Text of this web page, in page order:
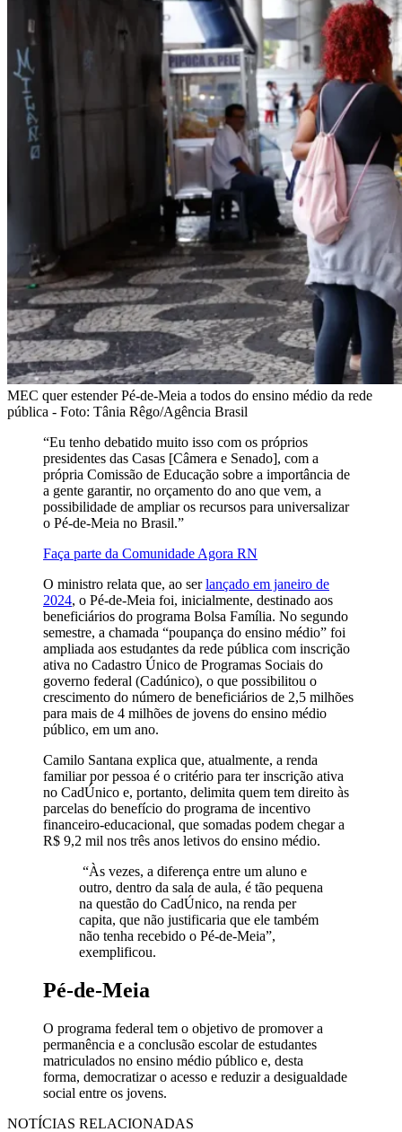
MEC quer estender Pé-de-Meia a todos do ensino médio da rede
pública - Foto: Tânia Rêgo/Agência Brasil
“Eu tenho debatido muito isso com os próprios
presidentes das Casas [Câmera e Senado], com a
própria Comissão de Educação sobre a importância de
a gente garantir, no orçamento do ano que vem, a
possibilidade de ampliar os recursos para universalizar
o Pé-de-Meia no Brasil.”
Faça parte da Comunidade Agora RN
O ministro relata que, ao serlançado em janeiro de
2024, o Pé-de-Meia foi, inicialmente, destinado aos
beneficiários do programa Bolsa Família. No segundo
semestre, a chamada “poupança do ensino médio” foi
ampliada aos estudantes da rede pública com inscrição
ativa no Cadastro Único de Programas Sociais do
governo federal (Cadúnico), o que possibilitou o
crescimento do número de beneficiários de 2,5 milhões
para mais de 4 milhões de jovens do ensino médio
público, em um ano.
Camilo Santana explica que, atualmente, a renda
familiar por pessoa é o critério para ter inscrição ativa
no CadÚnico e, portanto, delimita quem tem direito às
parcelas do benefício do programa de incentivo
financeiro-educacional, que somadas podem chegar a
R$ 9,2 mil nos três anos letivos do ensino médio.
“Às vezes, a diferença entre um aluno e
outro, dentro da sala de aula, é tão pequena
na questão do CadÚnico, na renda per
capita, que não justificaria que ele também
não tenha recebido o Pé-de-Meia”,
exemplificou.
Pé-de-Meia
O programa federal tem o objetivo de promover a
permanência e a conclusão escolar de estudantes
matriculados no ensino médio público e, desta
forma, democratizar o acesso e reduzir a desigualdade
social entre os jovens.
NOTÍCIAS RELACIONADAS